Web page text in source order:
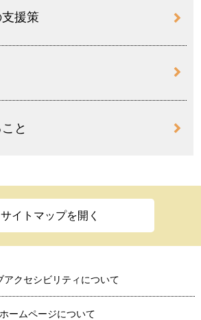
援策
と
サイトマップを開く
アクセシビリティについて
ホームページについて